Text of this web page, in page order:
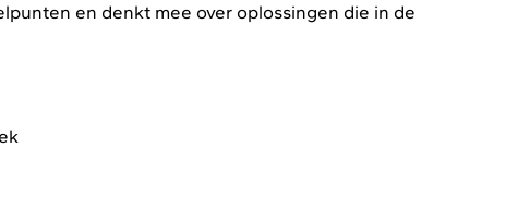
en denkt mee over oplossingen die in de